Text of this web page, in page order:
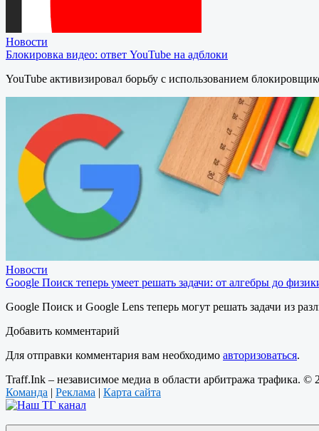
Новости
Блокировка видео: ответ YouTube на адблоки
YouTube активизировал борьбу с использованием
Новости
Google Поиск теперь умеет решать задачи: от алгебры до
Google Поиск и Google Lens теперь могут решать задачи из
Добавить комментарий
Для отправки комментария вам необходимо авторизоваться.
Traff.Ink – независимое медиа в области арбитража трафика.
Команда | Реклама | Карта сайта